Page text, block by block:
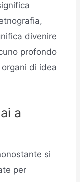
divenire
profondo
di idea
a
si
per